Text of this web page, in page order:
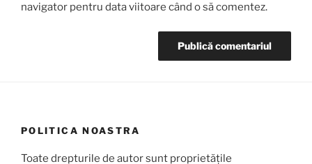
navigator pentru data viitoare când o să comentez.
POLITICA NOASTRA
Toate drepturile de autor sunt proprietățile